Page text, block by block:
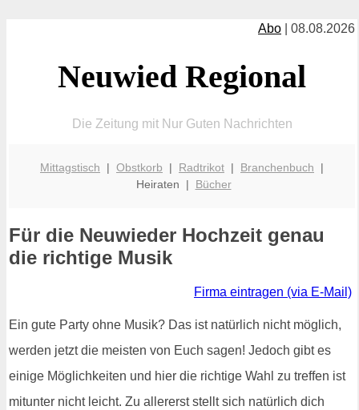
Abo | 08.08.2026
Neuwied Regional
Die Zeitung mit Nur Guten Nachrichten
Mittagstisch | Obstkorb | Radtrikot | Branchenbuch |
Heiraten | Bücher
Für die Neuwieder Hochzeit genau
die richtige Musik
Firma eintragen (via E-Mail)
Ein gute Party ohne Musik? Das ist natürlich nicht möglich,
werden jetzt die meisten von Euch sagen! Jedoch gibt es
einige Möglichkeiten und hier die richtige Wahl zu treffen ist
mitunter nicht leicht. Zu allererst stellt sich natürlich dich